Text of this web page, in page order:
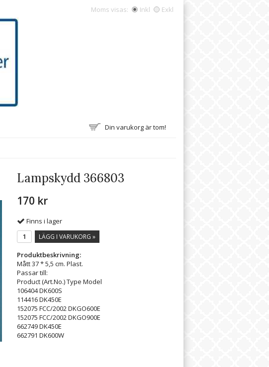
Moms visas: Inkl Exkl
Din varukorg är tom!
Lampskydd 366803
170 kr
Finns i lager
LÄGG I VARUKORG »
Produktbeskrivning:
Mått 37 * 5,5 cm. Plast.
Passar till:
Product (Art.No.) Type Model
106404 DK600S
114416 DK450E
152075 FCC/2002 DKGO600E
152075 FCC/2002 DKGO900E
662749 DK450E
662791 DK600W